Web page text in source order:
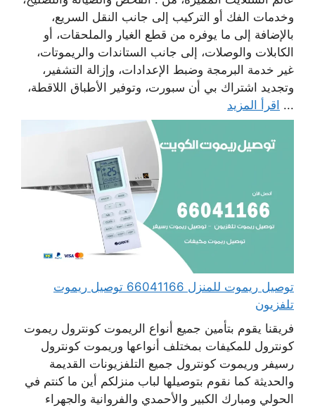
وخدمات الفك أو التركيب إلى جانب النقل السريع،
بالإضافة إلى ما يوفره من قطع الغيار والملحقات، أو
الكابلات والوصلات، إلى جانب الستاندات والريموتات،
غير خدمة البرمجة وضبط الإعدادات، وإزالة التشفير،
وتجديد اشتراك بي أن سبورت، وتوفير الأطباق اللاقطة،
... اقرأ المزيد
توصيل ريموت للمنزل 66041166 توصيل ريموت
تلفزيون
فريقنا يقوم بتأمين جميع أنواع الريموت كونترول ريموت
كونترول للمكيفات بمختلف أنواعها وريموت كونترول
رسيفر وريموت كونترول جميع التلفزيونات القديمة
والحديثة كما نقوم بتوصيلها لباب منزلكم أين ما كنتم في
الحولي ومبارك الكبير والأحمدي والفروانية والجهراء